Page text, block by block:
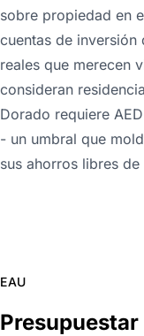
sobre propiedad en
cuentas de
reales que merecen
consideran
Dorado requiere
- un umbral que
sus ahorros libres
EAU
Presupuestar